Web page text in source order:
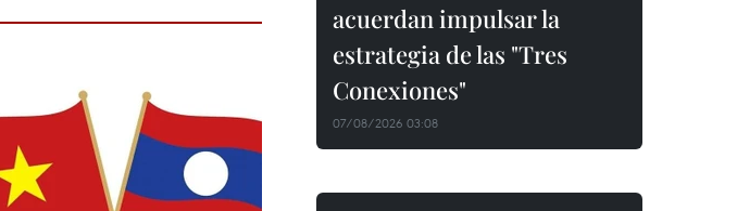
acuerdan impulsar la
estrategia de las "Tres
Conexiones"
07/08/2026 03:08